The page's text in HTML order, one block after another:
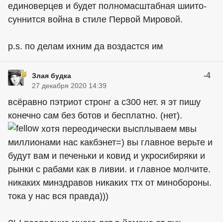
единоверцев и будет полномасштабная шиито-​
суннится война в стиле Первой Мировой.
p.s. по делам ихним да воздастся им
Злая будка -4
27 декабря 2020 14:39
всёравно пэтриот стронг а с300 нет. я эт пишу
конечно сам без ботов и бесплатно. (нет).
хотя переодически высплываем мвы
миллионами нас какбэнет=) вы главное верьте и
будут вам и печеньки и ковид и укросибиряки и
рынки с рабами как в ливии. и главное молчите.
никаких минздравов никаких ттх от минобороны.
тока у нас вся правда)))